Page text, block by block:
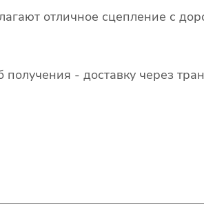
отличное сцепление с
- доставку через